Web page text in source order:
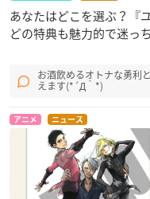
あなたはどこを選ぶ？『
どの特典も魅力的で迷っ
お酒飲めるオトナな勇利
えます(*´Д｀*)
アニメ ニュース